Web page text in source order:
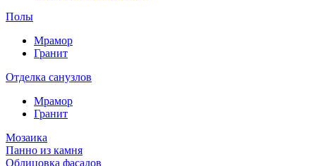
Полы
Мрамор
Гранит
Отделка санузлов
Мрамор
Гранит
Мозаика
Панно из камня
Облицовка фасадов